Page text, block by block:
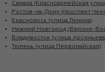
Самара (Красноармейская
Ростов-на-Дону (проспект
Красноярск (улица Ленина)
Нижний Новгород (Верхне-
Владивосток (улица
Тюмень (улица Первомайская)